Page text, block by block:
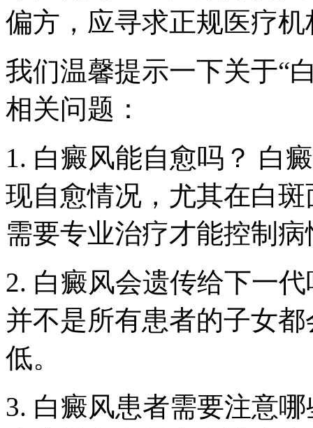
偏方，应寻求正规医疗
我们温馨提示一下关于“
相关问题：
1. 白癜风能自愈吗？ 白
现自愈情况，尤其在白
需要专业治疗才能控制病
2. 白癜风会遗传给下一
并不是所有患者的子女
低。
3. 白癜风患者需要注意